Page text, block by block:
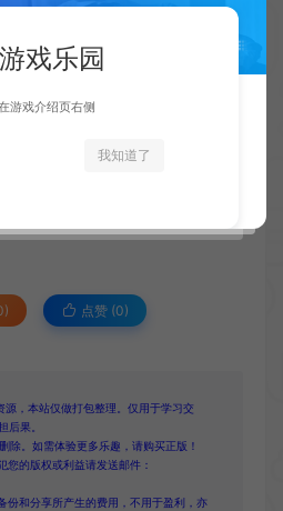
，请先 登录
点赞 (0)
源，本站仅做打包整理。仅用于学习交
后果。
除。如需体验更多乐趣，请购买正版！
您的版权或利益请发送邮件：
份和分享所产生的费用，不用于盈利，亦
戏乐园
游戏介绍页右侧
我知道了